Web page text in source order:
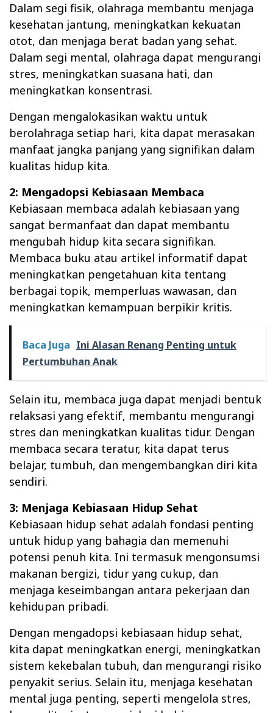
Dalam segi fisik, olahraga membantu menjaga
kesehatan jantung, meningkatkan kekuatan
otot, dan menjaga berat badan yang sehat.
Dalam segi mental, olahraga dapat mengurangi
stres, meningkatkan suasana hati, dan
meningkatkan konsentrasi.
Dengan mengalokasikan waktu untuk
berolahraga setiap hari, kita dapat merasakan
manfaat jangka panjang yang signifikan dalam
kualitas hidup kita.
2: Mengadopsi Kebiasaan Membaca
Kebiasaan membaca adalah kebiasaan yang
sangat bermanfaat dan dapat membantu
mengubah hidup kita secara signifikan.
Membaca buku atau artikel informatif dapat
meningkatkan pengetahuan kita tentang
berbagai topik, memperluas wawasan, dan
meningkatkan kemampuan berpikir kritis.
Baca Juga Ini Alasan Renang Penting untuk
Pertumbuhan Anak
Selain itu, membaca juga dapat menjadi bentuk
relaksasi yang efektif, membantu mengurangi
stres dan meningkatkan kualitas tidur. Dengan
membaca secara teratur, kita dapat terus
belajar, tumbuh, dan mengembangkan diri kita
sendiri.
3: Menjaga Kebiasaan Hidup Sehat
Kebiasaan hidup sehat adalah fondasi penting
untuk hidup yang bahagia dan memenuhi
potensi penuh kita. Ini termasuk mengonsumsi
makanan bergizi, tidur yang cukup, dan
menjaga keseimbangan antara pekerjaan dan
kehidupan pribadi.
Dengan mengadopsi kebiasaan hidup sehat,
kita dapat meningkatkan energi, meningkatkan
sistem kekebalan tubuh, dan mengurangi risiko
penyakit serius. Selain itu, menjaga kesehatan
mental juga penting, seperti mengelola stres,